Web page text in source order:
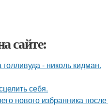
сайте:
- николь кидман.
себя.
нового избранника